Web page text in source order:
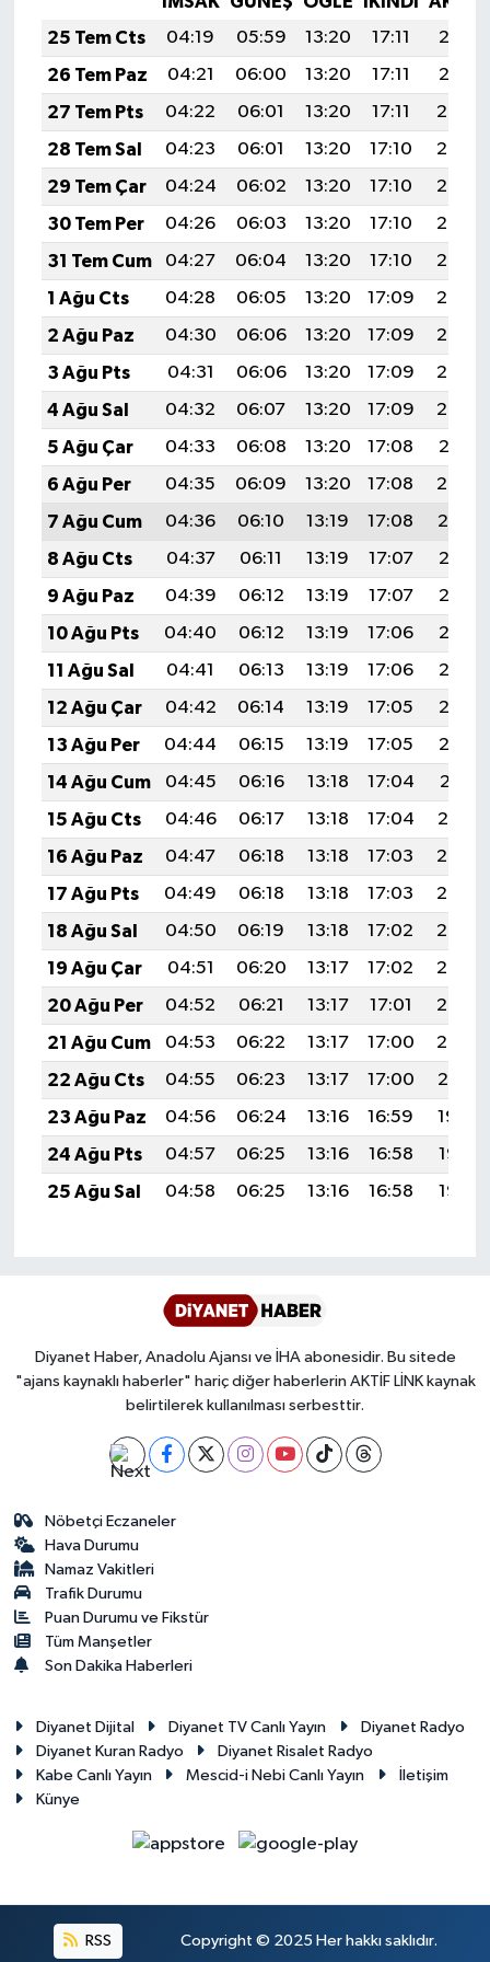
25 Tem Cts
04:19 05:59 13:20 17:11
20:31
26 Tem Paz
04:21 06:00 13:20 17:11
20:31
27 Tem Pts
04:22 06:01 13:20 17:11
20:30
28 Tem Sal
04:23 06:01 13:20 17:10
20:29
29 Tem Çar
04:24 06:02 13:20 17:10
20:28
30 Tem Per
04:26 06:03 13:20 17:10
20:27
31 Tem Cum
04:27 06:04 13:20 17:10
20:26
1 Ağu Cts
04:28 06:05 13:20 17:09
20:25
2 Ağu Paz
04:30 06:06 13:20 17:09
20:24
3 Ağu Pts
04:31 06:06 13:20 17:09
20:23
4 Ağu Sal
04:32 06:07 13:20 17:09
20:22
5 Ağu Çar
04:33 06:08 13:20 17:08
20:21
6 Ağu Per
04:35 06:09 13:20 17:08
20:20
7 Ağu Cum
04:36 06:10 13:19 17:08
20:19
8 Ağu Cts
04:37 06:11 13:19 17:07
20:18
9 Ağu Paz
04:39 06:12 13:19 17:07
20:17
10 Ağu Pts
04:40 06:12 13:19 17:06
20:16
11 Ağu Sal
04:41 06:13 13:19 17:06
20:15
12 Ağu Çar
04:42 06:14 13:19 17:05
20:13
13 Ağu Per
04:44 06:15 13:19 17:05
20:12
14 Ağu Cum
04:45 06:16 13:18 17:04
20:11
15 Ağu Cts
04:46 06:17 13:18 17:04
20:10
16 Ağu Paz
04:47 06:18 13:18 17:03
20:08
17 Ağu Pts
04:49 06:18 13:18 17:03
20:07
18 Ağu Sal
04:50 06:19 13:18 17:02
20:06
19 Ağu Çar
04:51 06:20 13:17 17:02
20:05
20 Ağu Per
04:52 06:21 13:17 17:01
20:03
21 Ağu Cum
04:53 06:22 13:17 17:00
20:02
22 Ağu Cts
04:55 06:23 13:17 17:00
20:01
23 Ağu Paz
04:56 06:24 13:16 16:59
19:59
24 Ağu Pts
04:57 06:25 13:16 16:58
19:58
25 Ağu Sal
04:58 06:25 13:16 16:58 19:56
Diyanet Haber, Anadolu Ajansı ve İHA abonesidir. Bu sitede
"ajans kaynaklı haberler" hariç diğer haberlerin AKTİF LİNK kaynak
belirtilerek kullanılması serbesttir.
Nöbetçi Eczaneler
Hava Durumu
Namaz Vakitleri
Trafik Durumu
Puan Durumu ve Fikstür
Tüm Manşetler
Son Dakika Haberleri
Diyanet Dijital Diyanet TV Canlı Yayın
Diyanet Radyo
Diyanet Kuran Radyo
Diyanet Risalet Radyo
Kabe Canlı Yayın
Mescid-i Nebi Canlı Yayın
İletişim
Künye
RSS Copyright © 2025 Her hakkı saklıdır.
Diyarbakır Müftülüğü
Düzce Müftülüğü
Edirne Müftülüğü
Erzincan Müftülüğü
Erzurum Müftülüğü
Eskişehir Müftülüğü
Giresun Müftülüğü
Hakkari Müftülüğü
Iğdır Müftülüğü
Isparta Müftülüğü
İstanbul Müftülüğü
Kahramanmaraş Müftülüğü
Karabük Müftülüğü
Karaman Müftülüğü
Kastamonu Müftülüğü
Kayseri Müftülüğü
Kırıkkale Müftülüğü
Kırklareli Müftülüğü
Kırşehir Müftülüğü
Kocaeli Müftülüğü
Konya Müftülüğü
Kütahya Müftülüğü
Malatya Müftülüğü
Mardin Müftülüğü
Mersin Müftülüğü
Muğla Müftülüğü
Muş Müftülüğü
İhtida Haberleri
YAŞAM